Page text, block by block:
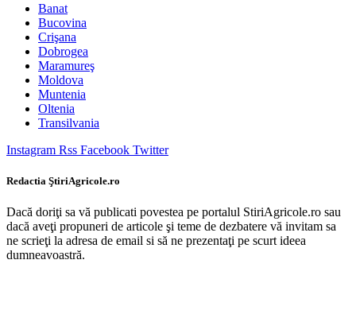
Banat
Bucovina
Crişana
Dobrogea
Maramureş
Moldova
Muntenia
Oltenia
Transilvania
Instagram Rss Facebook Twitter
Redactia ŞtiriAgricole.ro
Dacă doriţi sa vă publicati povestea pe portalul StiriAgricole.ro sau
dacă aveţi propuneri de articole şi teme de dezbatere vă invitam sa
ne scrieţi la adresa de email si să ne prezentaţi pe scurt ideea
dumneavoastră.